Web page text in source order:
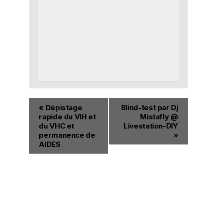
« Dépistage
rapide du VIH et
du VHC et
permanence de
AIDES
Blind-test par Dj
Mistafly @
Livestation-DIY
»